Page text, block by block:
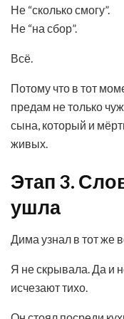
Не “сколько смогу”.
Не “на сбор”.
Всё.
Потому что в тот
предам не только
сына, который и
живых.
Этап 3.
ушла
Дима узнал в тот же
Я не скрывала. Да и
исчезают тихо.